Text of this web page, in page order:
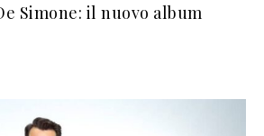
Simone: il nuovo album